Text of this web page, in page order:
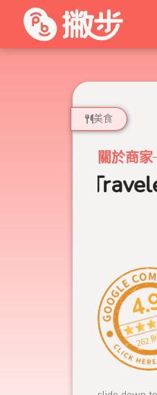
美食
關於商家
262